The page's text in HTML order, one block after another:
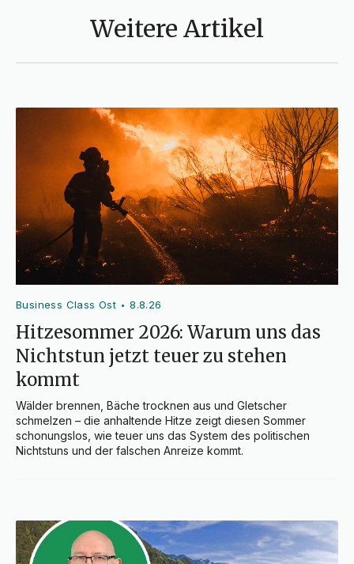
Weitere Artikel
Business Class Ost •8.8.26
Hitzesommer 2026: Warum uns das
Nichtstun jetzt teuer zu stehen
kommt
Wälder brennen, Bäche trocknen aus und Gletscher
schmelzen – die anhaltende Hitze zeigt diesen Sommer
schonungslos, wie teuer uns das System des politischen
Nichtstuns und der falschen Anreize kommt.